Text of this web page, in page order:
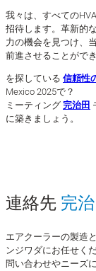
我々は、すべての
招待します。革新的
力の機会を見つけ、
前進させることがで
を探している 信頼性
Mexico 2025で？
ミーティング完治田
に築きましょう。
連絡先 完
エアクーラーの製造
ンジワダにお任せく
問い合わせやニーズ